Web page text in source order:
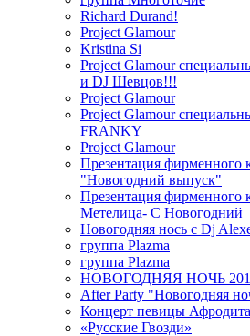
Richard Durand!
Project Glamour
Kristina Si
Project Glamour
и DJ Шевцов!!!
Project Glamour
Project Glamour
FRANKY
Project Glamour
Презентация фирменного
"Новогодний выпуск"
Презентация фирменного
Метелица- С Новогодний
Новогодняя нось с Dj
группа Plazma
группа Plazma
НОВОГОДНЯЯ НОЧЬ
After Party "Новогодняя
Концерт певицы
«Русские Гвозди»